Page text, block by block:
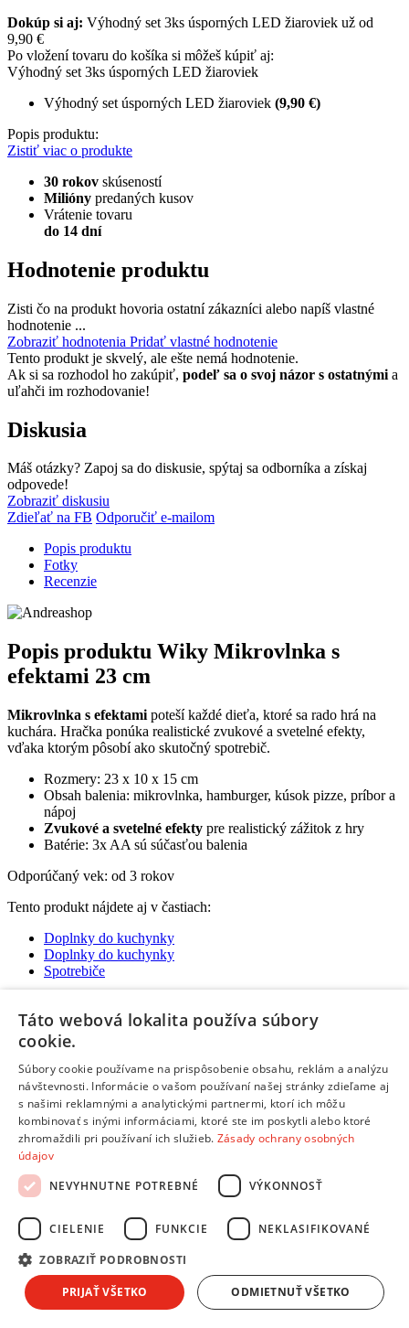
Dokúp si aj: Výhodný set 3ks úsporných LED žiaroviek už od
9,90 €
Po vložení tovaru do košíka si môžeš kúpiť aj:
Výhodný set 3ks úsporných LED žiaroviek
Výhodný set úsporných LED žiaroviek (9,90 €)
Popis produktu:
Zistiť viac o produkte
30 rokov skúseností
Milióny predaných kusov
Vrátenie tovaru
do 14 dní
Hodnotenie produktu
Zisti čo na produkt hovoria ostatní zákazníci alebo napíš vlastné
hodnotenie ...
Zobraziť hodnotenia Pridať vlastné hodnotenie
Tento produkt je skvelý, ale ešte nemá hodnotenie.
Ak si sa rozhodol ho zakúpiť, podeľ sa o svoj názor s ostatnými a
uľahči im rozhodovanie!
Diskusia
Máš otázky? Zapoj sa do diskusie, spýtaj sa odborníka a získaj
odpovede!
Zobraziť diskusiu
Zdieľať na FB Odporučiť e-mailom
Popis produktu
Fotky
Recenzie
Popis produktu Wiky Mikrovlnka s
efektami 23 cm
Mikrovlnka s efektami poteší každé dieťa, ktoré sa rado hrá na
kuchára. Hračka ponúka realistické zvukové a svetelné efekty,
vďaka ktorým pôsobí ako skutočný spotrebič.
Rozmery: 23 x 10 x 15 cm
Obsah balenia: mikrovlnka, hamburger, kúsok pizze, príbor a
nápoj
Zvukové a svetelné efekty pre realistický zážitok z hry
Batérie: 3x AA sú súčasťou balenia
Odporúčaný vek: od 3 rokov
Tento produkt nájdete aj v častiach:
Doplnky do kuchynky
Doplnky do kuchynky
Spotrebiče
Žiadne dostupné recenzie
Pridať hodnotenie
Hodnotenie produktu: Wiky Mikrovlnka s efektami 23 cm
Tvoj email:
Tvoje meno:*
Email nebude zverejnenýOchrana osobných údajov
Polia označené hviezdičkou sú povinné
Hodnotenie:
Odporúčal by si tento produkt svojim známym?*
Táto webová lokalita používa súbory
cookie.
Súbory cookie používame na prispôsobenie obsahu, reklám a analýzu
návštevnosti. Informácie o vašom používaní našej stránky zdieľame aj
s našimi reklamnými a analytickými partnermi, ktorí ich môžu
kombinovať s inými informáciami, ktoré ste im poskytli alebo ktoré
zhromaždili pri používaní ich služieb. Zásady ochrany osobných
údajov
NEVYHNUTNE POTREBNÉ
VÝKONNOSŤ
CIELENIE FUNKCIE NEKLASIFIKOVANÉ
ZOBRAZIŤ PODROBNOSTI
PRIJAŤ VŠETKO ODMIETNUŤ VŠETKO